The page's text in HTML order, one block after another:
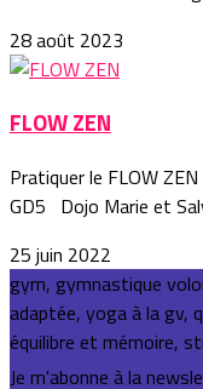
28 août 2023
FLOW ZEN
Pratiquer le FLOW
GD5 Dojo Marie et
25 juin 2022
gym, gymnastique
adaptée, yoga à la gv,
équilibre et mémoire,
Je m'abonne à la